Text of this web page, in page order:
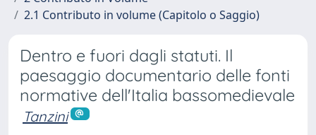
2.1 Contributo in volume (Capitolo o Saggio)
Dentro e fuori dagli statuti. Il
paesaggio documentario delle fonti
normative dell'Italia bassomedievale
Tanzini